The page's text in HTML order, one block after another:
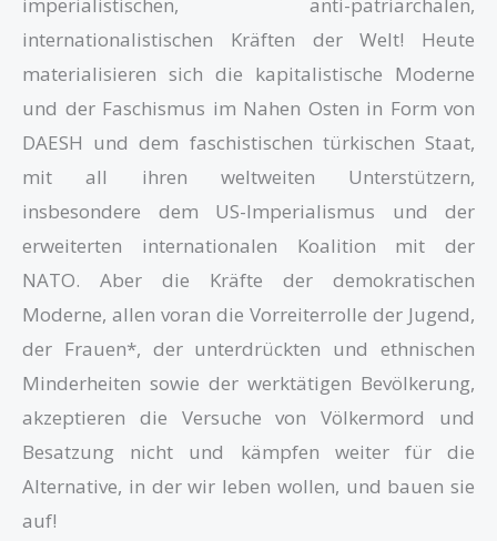
imperialistischen, anti-patriarchalen,
internationalistischen Kräften der Welt! Heute
materialisieren sich die kapitalistische Moderne
und der Faschismus im Nahen Osten in Form von
DAESH und dem faschistischen türkischen Staat,
mit all ihren weltweiten Unterstützern,
insbesondere dem US-Imperialismus und der
erweiterten internationalen Koalition mit der
NATO. Aber die Kräfte der demokratischen
Moderne, allen voran die Vorreiterrolle der Jugend,
der Frauen*, der unterdrückten und ethnischen
Minderheiten sowie der werktätigen Bevölkerung,
akzeptieren die Versuche von Völkermord und
Besatzung nicht und kämpfen weiter für die
Alternative, in der wir leben wollen, und bauen sie
auf!